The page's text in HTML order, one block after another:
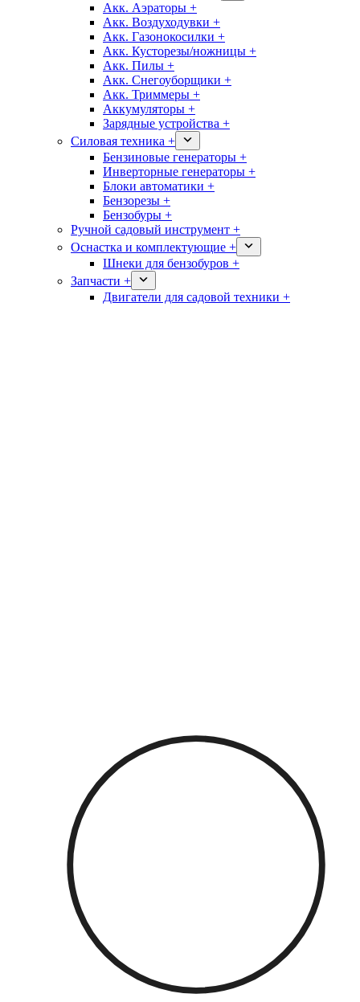
Акк. Аэраторы +
Акк. Воздуходувки +
Акк. Газонокосилки +
Акк. Кусторезы/ножницы +
Акк. Пилы +
Акк. Снегоуборщики +
Акк. Триммеры +
Аккумуляторы +
Зарядные устройства +
Силовая техника +
Бензиновые генераторы +
Инверторные генераторы +
Блоки автоматики +
Бензорезы +
Бензобуры +
Ручной садовый инструмент +
Оснастка и комплектующие +
Шнеки для бензобуров +
Запчасти +
Двигатели для садовой техники +